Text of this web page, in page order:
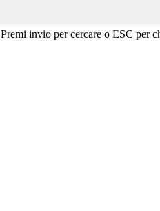
Premi invio per cercare o ESC per